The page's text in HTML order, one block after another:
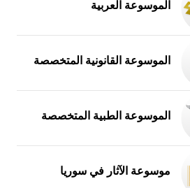
الموسوعة العربية
الموسوعة القانونية المتخصصة
الموسوعة الطبية المتخصصة
موسوعة الآثار في سوريا